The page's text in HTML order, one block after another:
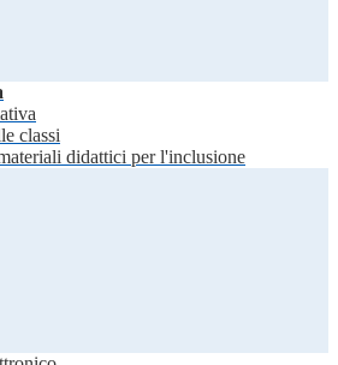
classi
didattici per l'inclusione